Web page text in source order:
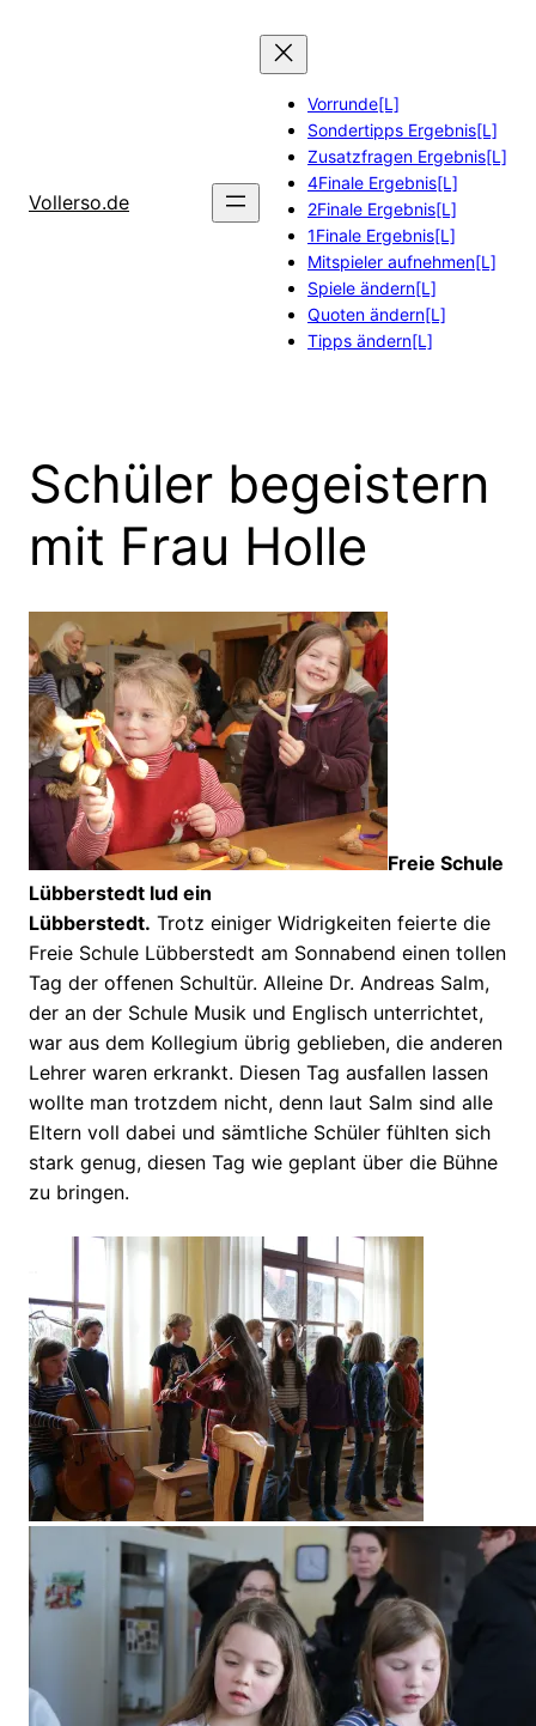
Vollerso.de
Vorrunde[L]
Sondertipps Ergebnis[L]
Zusatzfragen Ergebnis[L]
4Finale Ergebnis[L]
2Finale Ergebnis[L]
1Finale Ergebnis[L]
Mitspieler aufnehmen[L]
Spiele ändern[L]
Quoten ändern[L]
Tipps ändern[L]
Schüler begeistern
mit Frau Holle
Freie Schule
Lübberstedt lud ein
Lübberstedt. Trotz einiger Widrigkeiten feierte die
Freie Schule Lübberstedt am Sonnabend einen tollen
Tag der offenen Schultür. Alleine Dr. Andreas Salm,
der an der Schule Musik und Englisch unterrichtet,
war aus dem Kollegium übrig geblieben, die anderen
Lehrer waren erkrankt. Diesen Tag ausfallen lassen
wollte man trotzdem nicht, denn laut Salm sind alle
Eltern voll dabei und sämtliche Schüler fühlten sich
stark genug, diesen Tag wie geplant über die Bühne
zu bringen.